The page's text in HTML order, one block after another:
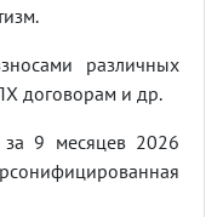
различных
договорам и др.
9 месяцев 2026